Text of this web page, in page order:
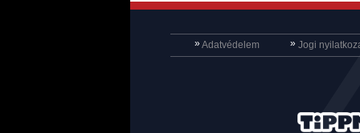
»Adatvédelem » Jogi